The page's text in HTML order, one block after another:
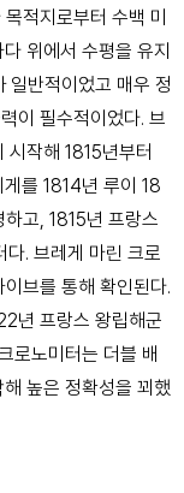
적지로부터 수백 미
위에서 수평을 유지
반적이었고 매우 정
이 필수적이었다. 브
작해 1815년부터
를 1814년 루이 18
고, 1815년 프랑스
. 브레게 마린 크로
브를 통해 확인된다.
년 프랑스 왕립해군
로노미터는 더블 배
높은 정확성을 꾀했